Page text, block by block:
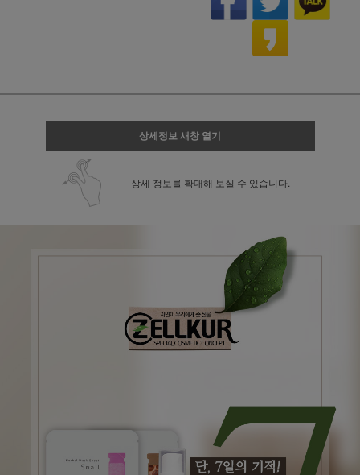
상세정보 새창 열기
상세 정보를 확대해 보실 수 있습니다.